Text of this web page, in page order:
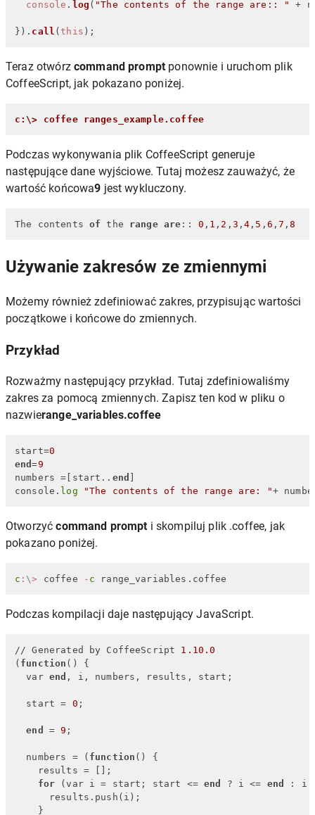
console . log ( "The contents of the range are:: " +
}). call (this );
Teraz otwórz command prompt ponownie i uruchom plik
CoffeeScript, jak pokazano poniżej.
c:\> coffee ranges_example.coffee
Podczas wykonywania plik CoffeeScript generuje
następujące dane wyjściowe. Tutaj możesz zauważyć, że
wartość końcowa9 jest wykluczony.
The contents of the range are :: 0 , 1 , 2 , 3 ,4 , 5 , 6 ,7 ,8
Używanie zakresów ze zmiennymi
Możemy również zdefiniować zakres, przypisując wartości
początkowe i końcowe do zmiennych.
Przykład
Rozważmy następujący przykład. Tutaj zdefiniowaliśmy
zakres za pomocą zmiennych. Zapisz ten kod w pliku o
nazwierange_variables.coffee
start=0
end=9
numbers =[start.. end
console. log "The contents of the range are: "+
Otworzyćcommand prompt i skompiluj plik .coffee, jak
pokazano poniżej.
c : \> coffee - c range_variables.coffee
Podczas kompilacji daje następujący JavaScript.
// Generated by CoffeeScript 1.10 .0
( function ()
{
  var
end , i, numbers, results, start;
  start =
0 ;
end = 9 ;
  numbers = (
function ()
{
    results = [];
for (var i = start; start <= end ? i <= end
: i
      results.push(i);
    }